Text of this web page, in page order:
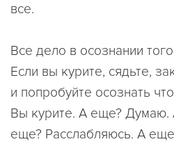
все.
Все дело в осознании
Если вы курите, сядьте,
и попробуйте осознать
Вы курите. А еще?
еще? Расслабляюсь. А